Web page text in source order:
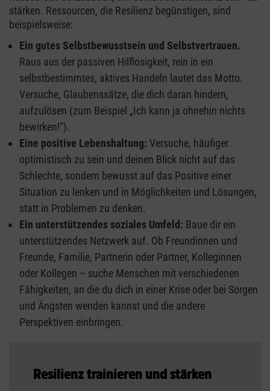
stärken. Ressourcen, die Resilienz begünstigen, sind
beispielsweise:
Ein gutes Selbstbewusstsein und Selbstvertrauen.
Raus aus der passiven Hilflosigkeit, rein in ein
selbstbestimmtes, aktives Handeln lautet das Motto.
Versuche, Glaubenssätze, die dich daran hindern,
aufzulösen (zum Beispiel „Ich kann ja ohnehin nichts
bewirken!“).
Eine positive Lebenshaltung: Versuche, häufiger
optimistisch zu sein und deinen Blick nicht auf das
Schlechte, sondern bewusst auf das Positive einer
Situation zu lenken und in Möglichkeiten und Lösungen,
statt in Problemen zu denken.
Ein unterstützendes soziales Umfeld: Baue dir ein
unterstützendes Netzwerk auf. Ob Freundinnen und
Freunde, Familie, Partnerin oder Partner, Kolleginnen
oder Kollegen – suche Menschen mit verschiedenen
Fähigkeiten, an die du dich in einer Krise oder bei Sorgen
und Ängsten wenden kannst und die andere
Perspektiven einbringen.
Resilienz trainieren und stärken